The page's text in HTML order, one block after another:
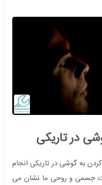
در تاریکی
به گوشی در تاریکی انجام
جسمی و روحی ما نشان می